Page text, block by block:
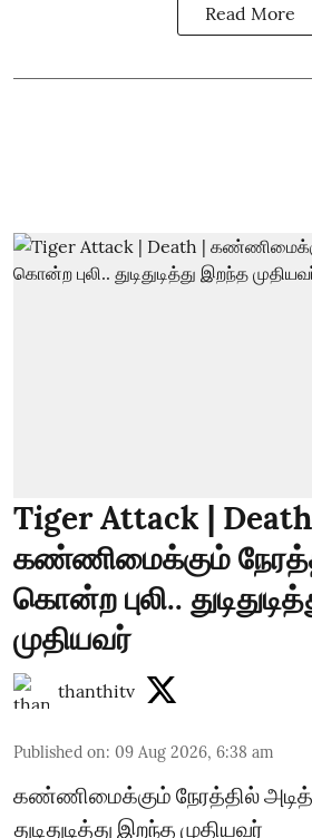
Read More
Tiger Attack |
கண்ணிமைக்கும்
கொன்ற புலி..
முதியவர்
thanthitv
Published on: 09 Aug 2026, 6:38 am
கண்ணிமைக்கும் நேரத்தில்
துடிதுடித்து இறந்த முதியவர்